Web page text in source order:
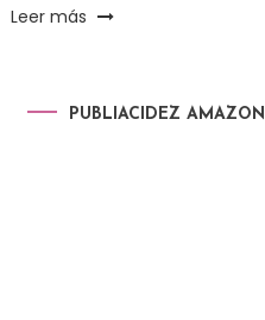
Leer más
PUBLIACIDEZ AMAZON